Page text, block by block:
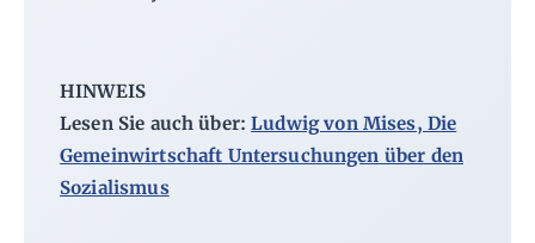
HINWEIS
Lesen Sie auch über:Ludwig von Mises, Die
Gemeinwirtschaft Untersuchungen über den
Sozialismus